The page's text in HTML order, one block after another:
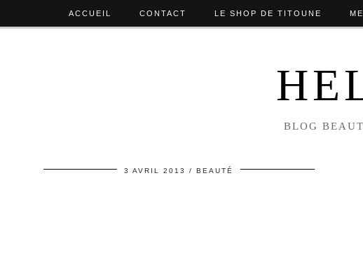
BLOG
ACCUEIL CONTACT LE SHOP DE TITOUNE
3 AVRIL 2013 BEAUTÉ